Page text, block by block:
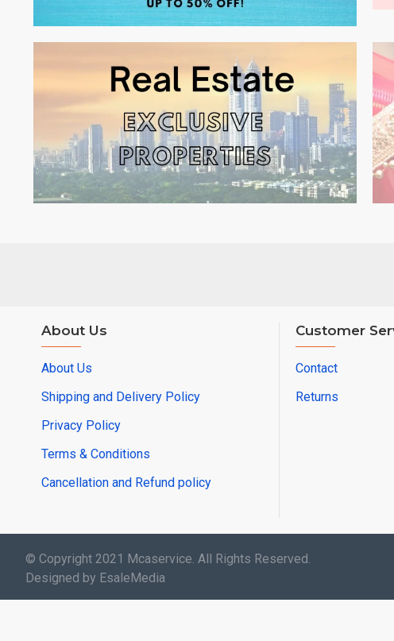
About Us
About Us
Shipping and Delivery Policy
Privacy Policy
Terms & Conditions
Cancellation and Refund policy
Customer
Contact
Returns
© Copyright 2021 Mcaservice. All Rights Reserved.
Designed by EsaleMedia